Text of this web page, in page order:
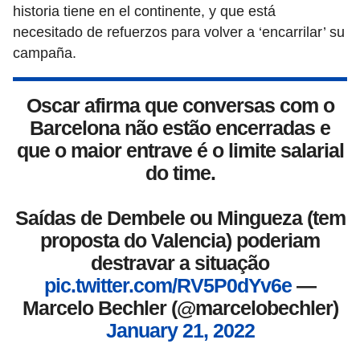
historia tiene en el continente, y que está
necesitado de refuerzos para volver a ‘encarrilar’ su
campaña.
Oscar afirma que conversas com o
Barcelona não estão encerradas e
que o maior entrave é o limite salarial
do time.
Saídas de Dembele ou Mingueza (tem
proposta do Valencia) poderiam
destravar a situação
pic.twitter.com/RV5P0dYv6e —
Marcelo Bechler (@marcelobechler)
January 21, 2022